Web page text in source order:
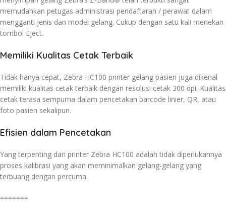
memudahkan petugas administrasi pendaftaran / perawat dalam
mengganti jenis dan model gelang. Cukup dengan satu kali menekan
tombol Eject.
Memiliki Kualitas Cetak Terbaik
Tidak hanya cepat, Zebra HC100 printer gelang pasien juga dikenal
memiliki kualitas cetak terbaik dengan resolusi cetak 300 dpi. Kualitas
cetak terasa sempurna dalam pencetakan barcode linier, QR, atau
foto pasien sekalipun.
Efisien dalam Pencetakan
Yang terpenting dari printer Zebra HC100 adalah tidak diperlukannya
proses kalibrasi yang akan meminimalkan gelang-gelang yang
terbuang dengan percuma.
=======